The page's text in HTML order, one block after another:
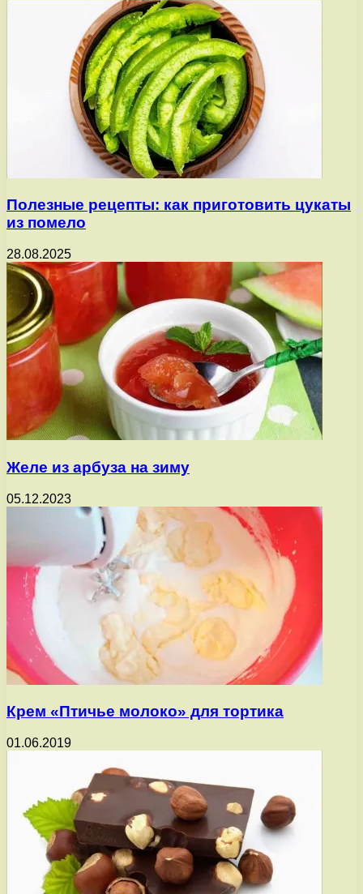
Полезные рецепты: как приготовить цукаты
из помело
28.08.2025
Желе из арбуза на зиму
05.12.2023
Крем «Птичье молоко» для тортика
01.06.2019